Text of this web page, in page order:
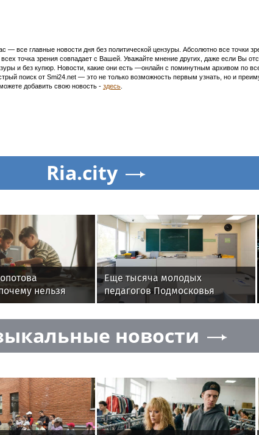
все главные новости дня без политической цензуры. Абсолютно все точки
точка зрения совпадает с Вашей. Уважайте мнение других, даже если Вы
и без купюр. Новости, какие они есть —онлайн с поминутным архивом по
поиск от Smi24.net — это не только возможность первым узнать, но и
добавить свою новость - здесь
Ria.city
нельзя
игрушки у
Еще тысяча молодых
педагогов Подмосковья
получили выплаты при
трудоустройстве
новости